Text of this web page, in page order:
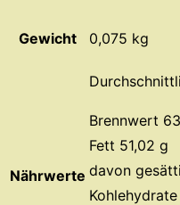
Gewicht 0,075 kg
Nährwerte
Brennwert
Fett 51,02 g
davon